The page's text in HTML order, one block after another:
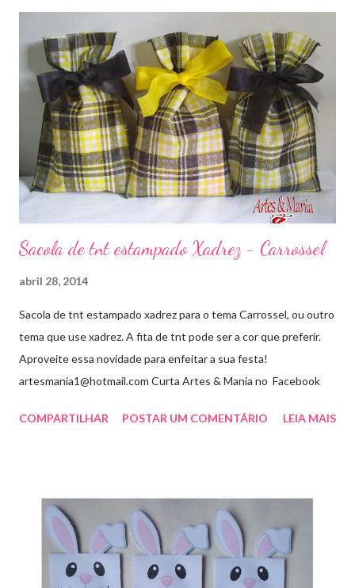
Sacola de tnt estampado Xadrez - Carrossel
abril 28, 2014
Sacola de tnt estampado xadrez para o tema Carrossel, ou outro
tema que use xadrez. A fita de tnt pode ser a cor que preferir.
Aproveite essa novidade para enfeitar a sua festa!
artesmania1@hotmail.com Curta Artes & Mania no Facebook
COMPARTILHAR POSTAR UM COMENTÁRIO LEIA MAIS